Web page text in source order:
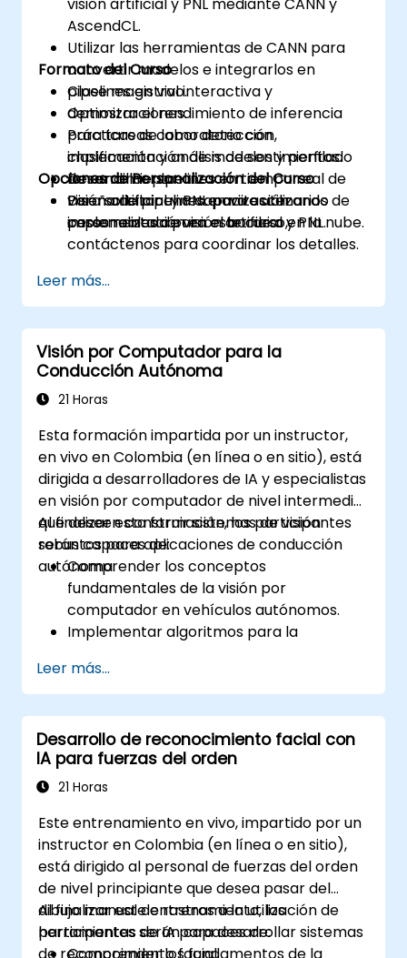
AscendCL.
Utilizar las herramientas de CANN para
convertir modelos e integrarlos en
pipelines en vivo.
Optimizar el rendimiento de inferencia
para tareas como detección,
clasificación y análisis de sentimientos.
Desarrollar pipelines en tiempo real de
visión artificial y PNL para escenarios de
implementación en el borde o en la nube.
Formato del Curso
Clase magistral interactiva y
demostraciones.
Prácticas de laboratorio con
implementación de modelos y perfilado
de rendimiento.
Diseño de pipelines en vivo utilizando
casos reales de visión artificial y PNL.
Opciones de Personalización del Curso
Para solicitar una capacitación
personalizada para este curso,
contáctenos para coordinar los detalles.
Leer más...
Visión por Computador para la
Conducción Autónoma
21 Horas
Esta formación impartida por un instructor,
en vivo en Colombia (en línea o en sitio), está
dirigida a desarrolladores de IA y especialistas
en visión por computador de nivel intermedio
que deseen construir sistemas de visión
robustos para aplicaciones de conducción
autónoma.
Al finalizar esta formación, los participantes
serán capaces de:
Comprender los conceptos
fundamentales de la visión por
computador en vehículos autónomos.
Implementar algoritmos para la
carriles y segmentación semántica.
Integrar sistemas de visión con otros
subsistemas del vehículo autónomo.
Aplicar técnicas de aprendizaje profundo
para tareas avanzadas de percepción.
Evaluar el rendimiento de los modelos de
mundo real.
Leer más...
Desarrollo de reconocimiento facial con
IA para fuerzas del orden
21 Horas
Este entrenamiento en vivo, impartido por un
instructor en Colombia (en línea o en sitio),
está dirigido al personal de fuerzas del orden
de nivel principiante que desea pasar del
dibujo manual de rostros a la utilización de
herramientas de IA para desarrollar sistemas
de reconocimiento facial.
Al finalizar este entrenamiento, los
participantes serán capaces de:
Comprender los fundamentos de la